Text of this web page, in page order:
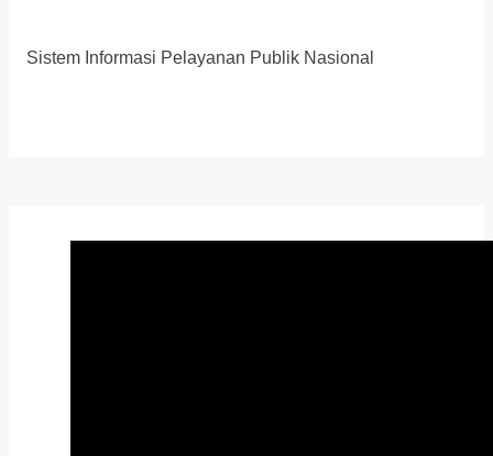
Sistem Informasi Pelayanan Publik Nasional